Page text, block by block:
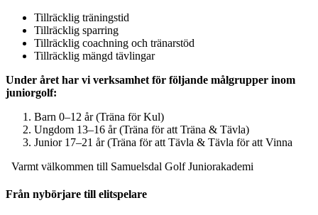
Tillräcklig träningstid
Tillräcklig sparring
Tillräcklig coachning och tränarstöd
Tillräcklig mängd tävlingar
Under året har vi verksamhet för följande målgrupper inom
juniorgolf:
Barn 0–12 år (Träna för Kul)
Ungdom 13–16 år (Träna för att Träna & Tävla)
Junior 17–21 år (Träna för att Tävla & Tävla för att Vinna
Varmt välkommen till Samuelsdal Golf Juniorakademi
Från nybörjare till elitspelare